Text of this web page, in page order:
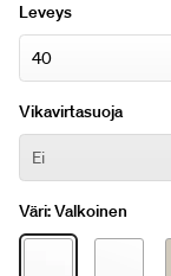
Leveys
Vikavirtasuoja
Väri:Valkoinen